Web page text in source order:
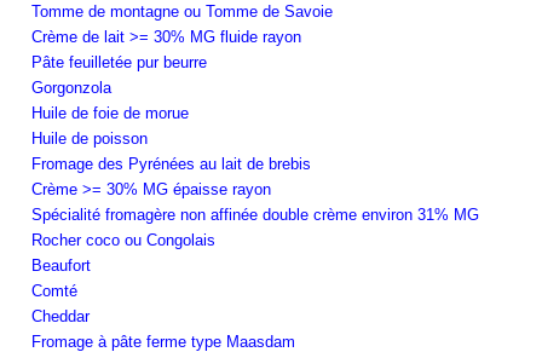
Tomme de montagne ou Tomme de Savoie
Crème de lait >= 30% MG fluide rayon
Pâte feuilletée pur beurre
Gorgonzola
Huile de foie de morue
Huile de poisson
Fromage des Pyrénées au lait de brebis
Crème >= 30% MG épaisse rayon
Spécialité fromagère non affinée double crème environ 31% MG
Rocher coco ou Congolais
Beaufort
Comté
Cheddar
Fromage à pâte ferme type Maasdam